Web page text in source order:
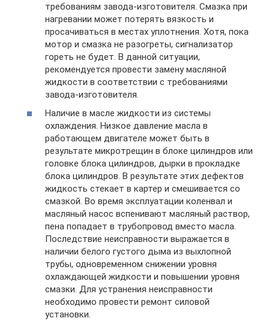
требованиям завода-изготовителя. Смазка при
нагревании может потерять вязкость и
просачиваться в местах уплотнения. Хотя, пока
мотор и смазка не разогреты, сигнализатор
гореть не будет. В данной ситуации,
рекомендуется провести замену масляной
жидкости в соответствии с требованиями
завода-изготовителя.
Наличие в масле жидкости из системы
охлаждения. Низкое давление масла в
работающем двигателе может быть в
результате микротрещин в блоке цилиндров или
головке блока цилиндров, дырки в прокладке
блока цилиндров. В результате этих дефектов
жидкость стекает в картер и смешивается со
смазкой. Во время эксплуатации коленвал и
масляный насос вспенивают масляный раствор,
пена попадает в трубопровод вместо масла.
Последствие неисправности выражается в
наличии белого густого дыма из выхлопной
трубы, одновременном снижении уровня
охлаждающей жидкости и повышении уровня
смазки. Для устранения неисправности
необходимо провести ремонт силовой
установки.